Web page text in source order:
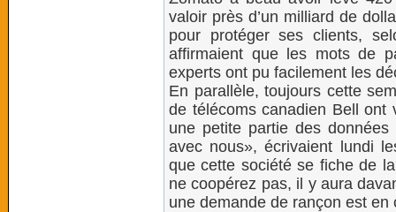
valoir près d’un milliard de
pour protéger ses clients,
affirmaient que les mots de
experts ont pu facilement les
En parallèle, toujours cette
de télécoms canadien Bell ont
une petite partie des
avec nous», écrivaient lundi
que cette société se fiche de
ne coopérez pas, il y aura
une demande de rançon est en